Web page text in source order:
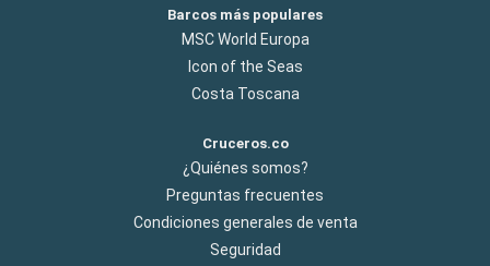
Barcos más populares
MSC World Europa
Icon of the Seas
Costa Toscana
Cruceros.co
¿Quiénes somos?
Preguntas frecuentes
Condiciones generales de venta
Seguridad